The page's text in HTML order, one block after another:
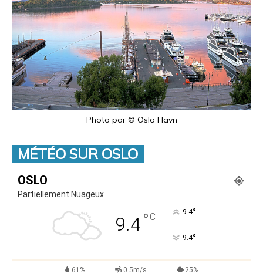
Photo par © Oslo Havn
MÉTÉO SUR OSLO
OSLO
Partiellement Nuageux
9.4°C 9.4°
9.4°
61% 0.5m/s 25%